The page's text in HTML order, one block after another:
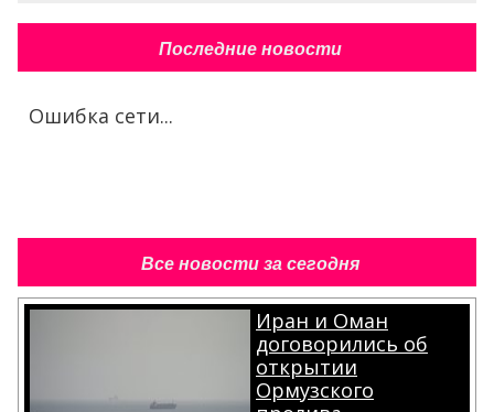
Последние новости
Ошибка сети...
Все новости за сегодня
Иран и Оман
договорились об
открытии
Ормузского